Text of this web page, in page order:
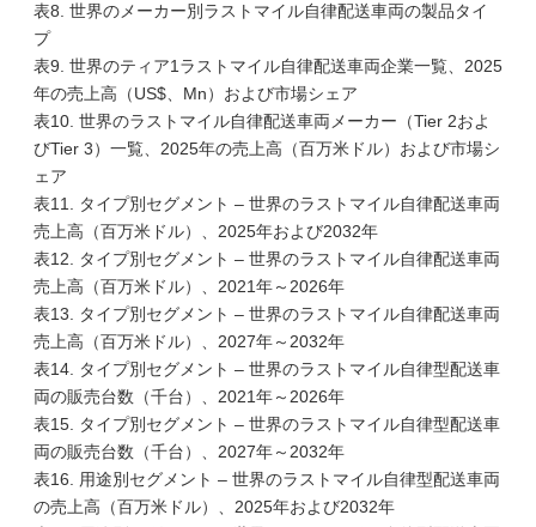
表8. 世界のメーカー別ラストマイル自律配送車両の製品タイ
プ
表9. 世界のティア1ラストマイル自律配送車両企業一覧、2025
年の売上高（US$、Mn）および市場シェア
表10. 世界のラストマイル自律配送車両メーカー（Tier 2およ
びTier 3）一覧、2025年の売上高（百万米ドル）および市場シ
ェア
表11. タイプ別セグメント – 世界のラストマイル自律配送車両
売上高（百万米ドル）、2025年および2032年
表12. タイプ別セグメント – 世界のラストマイル自律配送車両
売上高（百万米ドル）、2021年～2026年
表13. タイプ別セグメント – 世界のラストマイル自律配送車両
売上高（百万米ドル）、2027年～2032年
表14. タイプ別セグメント – 世界のラストマイル自律型配送車
両の販売台数（千台）、2021年～2026年
表15. タイプ別セグメント – 世界のラストマイル自律型配送車
両の販売台数（千台）、2027年～2032年
表16. 用途別セグメント – 世界のラストマイル自律型配送車両
の売上高（百万米ドル）、2025年および2032年